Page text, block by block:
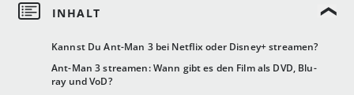
Kannst Du Ant-Man 3 bei Netflix oder Disney+ streamen?
Ant-Man 3 streamen: Wann gibt es den Film als DVD, Blu-
ray und VoD?